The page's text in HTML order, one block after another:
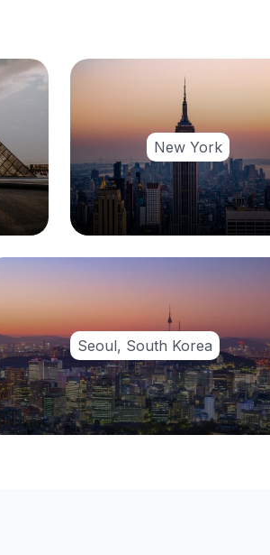
New York
Seoul, South Korea